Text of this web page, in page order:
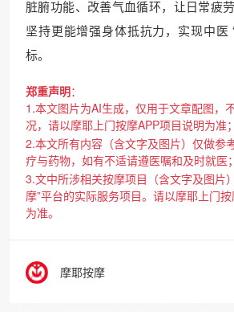
脏腑功能、改善气血循环，让日常疲
坚持更能增强身体抵抗力，实现中医
标。
郑重声明：
1.本文图片为AI生成，仅用于文章配图，
况，请以摩耶上门按摩APP项目说明为准；
2.本文所有内容（含文字及图片）仅做参
疗与药物，如有不适请遵医嘱和及时就医；
3.文中所涉相关按摩项目（含文字及图片
摩”平台的实际服务项目。请以摩耶上门
为准。
摩耶按摩